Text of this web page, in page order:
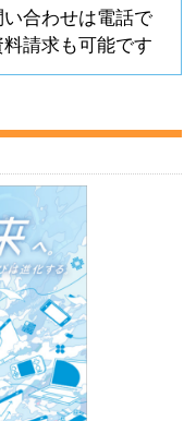
合わせは電話で
請求も可能です